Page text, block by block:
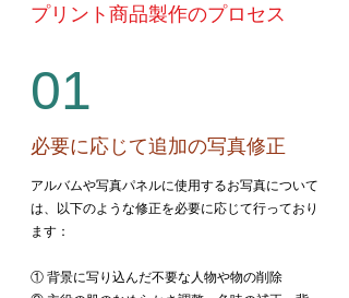
​プリント商品製作のプロセス
01
必要に応じて追加の写真修正
アルバムや写真パネルに使用するお写真について
は、以下のような修正を必要に応じて行っており
ます：
① 背景に写り込んだ不要な人物や物の削除